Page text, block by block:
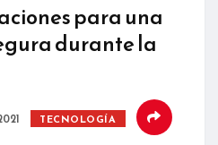
para una
durante la
TECNOLOGÍA